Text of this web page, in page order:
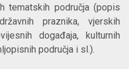
tematskih područja (popis
praznika, vjerskih
događaja, kulturnih
područja i sl.).